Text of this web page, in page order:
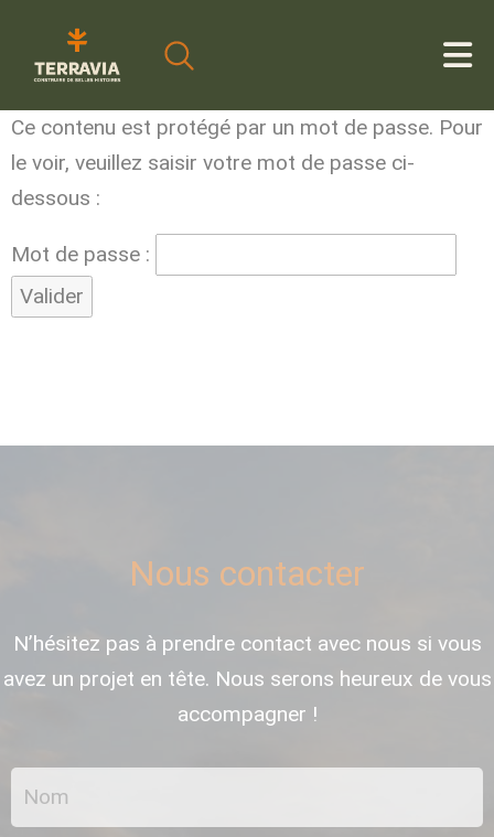
Ce contenu est protégé par un mot de passe. Pour
le voir, veuillez saisir votre mot de passe ci-
dessous :
Mot de passe :
Nous contacter
N’hésitez pas à prendre contact avec nous si vous
avez un projet en tête. Nous serons heureux de vous
accompagner !